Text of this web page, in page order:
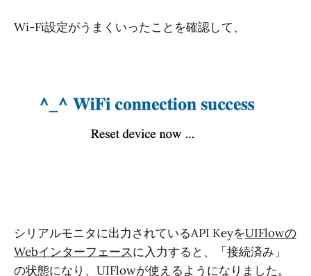
Wi-Fi設定がうまくいったことを確認して、
シリアルモニタに出力されているAPI KeyをUIFlowの
Webインターフェースに入力すると、「接続済み」
の状態になり、UIFlowが使えるようになりました。